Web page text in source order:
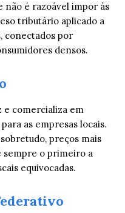
não é razoável impor às
tributário aplicado a
conectados por
densos.
e comercializa em
as empresas locais.
preços mais
sempre o primeiro a
equivocadas.